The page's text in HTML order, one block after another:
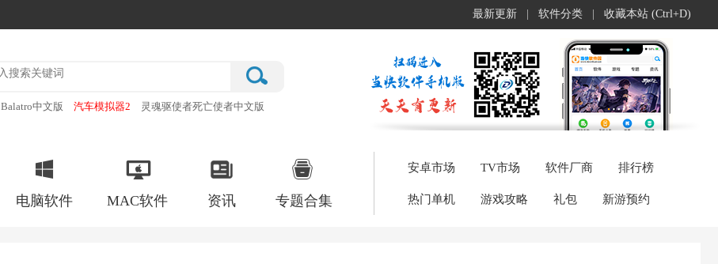
最新更新 软件分类 收藏本站 (Ctrl+D)
Balatro中文版 汽车模拟器2
灵魂驱使者死亡使者中文版
电脑软件 MAC软件 资讯 专题合集
安卓市场 TV市场 软件厂商 排行榜
热门单机 游戏攻略 礼包 新游预约